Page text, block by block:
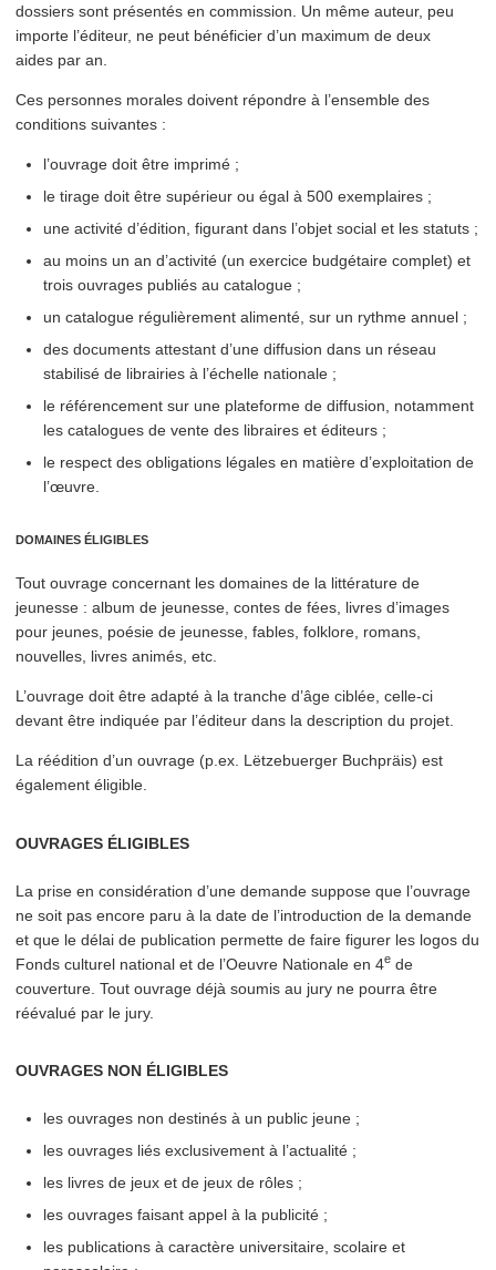
dossiers sont présentés en commission. Un même auteur, peu
importe l’éditeur, ne peut bénéficier d’un maximum de deux
aides par an.
Ces personnes morales doivent répondre à l’ensemble des
conditions suivantes :
l’ouvrage doit être imprimé ;
le tirage doit être supérieur ou égal à 500 exemplaires ;
une activité d’édition, figurant dans l’objet social et les statuts ;
au moins un an d’activité (un exercice budgétaire complet) et
trois ouvrages publiés au catalogue ;
un catalogue régulière­ment alimenté, sur un rythme annuel ;
des documents attestant d’une diffusion dans un réseau
stabilisé de librairies à l’échelle nationale ;
le référence­ment sur une plateforme de diffusion, notamment
les catalogues de vente des libraires et éditeurs ;
le respect des obligations légales en matière d’ex­ploita­tion de
l’œuvre.
DOMAINES ÉLIGIBLES
Tout ouvrage concernant les domaines de la littérature de
jeunesse : album de jeunesse, contes de fées, livres d’images
pour jeunes, poésie de jeunesse, fables, folklore, romans,
nouvelles, livres animés, etc.
L’ouvrage doit être adapté à la tranche d’âge ciblée, celle-ci
devant être indiquée par l’éditeur dans la description du projet.
La réédition d’un ouvrage (p.ex. Lëtze­buerg­er Buchpräis) est
également éligible.
OUVRAGES ÉLIGIBLES
La prise en con­sid­éra­tion d’une demande suppose que l’ouvrage
ne soit pas encore paru à la date de l’in­tro­duc­tion de la demande
et que le délai de publication permette de faire figurer les logos du
Fonds culturel national et de l’Oeuvre Nationale en 4e de
couverture. Tout ouvrage déjà soumis au jury ne pourra être
réévalué par le jury.
OUVRAGES NON ÉLIGIBLES
les ouvrages non destinés à un public jeune ;
les ouvrages liés exclu­sive­ment à l’actualité ;
les livres de jeux et de jeux de rôles ;
les ouvrages faisant appel à la publicité ;
les pub­li­ca­tions à caractère uni­ver­si­taire, scolaire et